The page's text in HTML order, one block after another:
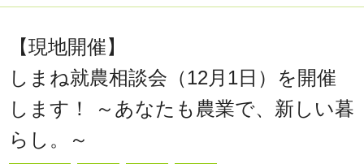
【現地開催】
しまね就農相談会（12月1日）を開催
します！ ～あなたも農業で、新しい暮
らし。～